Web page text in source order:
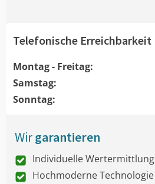
Telefonische Erreichbarkeit
Montag - Freitag:
Samstag:
Sonntag:
Wirgarantieren
Individuelle Wertermittlung
Hochmoderne Technologie